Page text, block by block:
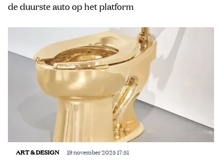
de duurste auto op het platform
ART & DESIGN 19 november 2025 17:51